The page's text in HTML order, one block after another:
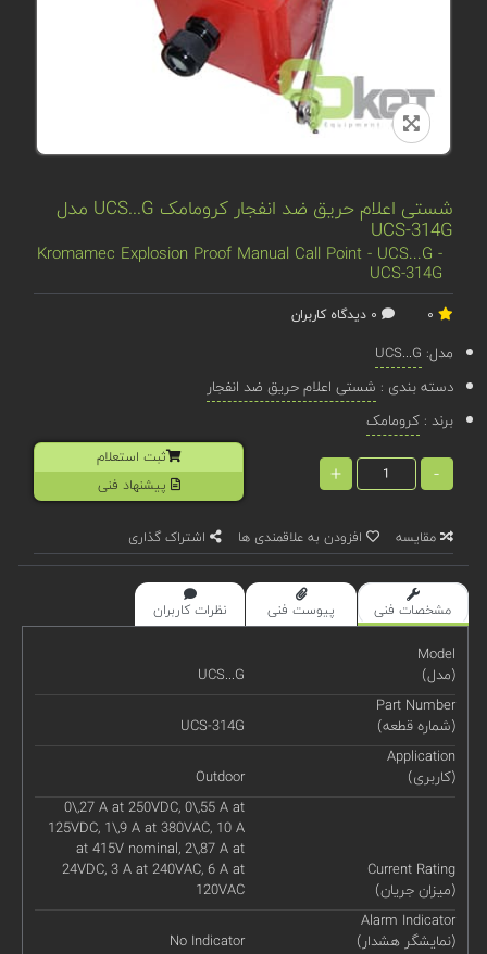
شستی اعلام حریق ضد انفجار کرومامک UCS...G مدل
UCS-314G
Kromamec Explosion Proof Manual Call Point - UCS...G -
UCS-314G
مدل: UCS...G
دسته بندی : شستی اعلام حریق ضد انفجار
برند :کرومامک
-
+
ثبت استعلام
پیشنهاد فنی
مقایسه افزودن به علاقمندی ها اشتراک گذاری
مشخصات فنی پیوست فنی نظرات کاربران
Model
(مدل)
UCS...G
Part Number
(شماره قطعه)
UCS-314G
Application
(کاربری)
Outdoor
Current Rating
(میزان جریان)
0\,27 A at 250VDC, 0\,55 A at
125VDC, 1\,9 A at 380VAC, 10 A
at 415V nominal, 2\,87 A at
24VDC, 3 A at 240VAC, 6 A at
120VAC
Alarm Indicator
(نمایشگر هشدار)
No Indicator